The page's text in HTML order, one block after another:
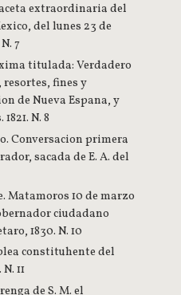
extraordinaria del
del lunes 23 de
7
titulada: Verdadero
resortes, fines y
de Nueva Espana, y
N. 8
Conversacion primera
sacada de E. A. del
Matamoros 10 de marzo
ciudadano
1830. N. 10
constituhente del
11
de S. M. el